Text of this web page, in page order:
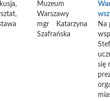
Muzeum
Warszawy
mgr
Katarzyna
Szafrańska
Na
się